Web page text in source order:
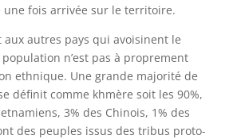
une fois arrivée sur le territoire.
aux autres pays qui avoisinent le
population n’est pas à proprement
ethnique. Une grande majorité de
définit comme khmère soit les 90%,
3% des Chinois, 1% des
des peuples issus des tribus proto-